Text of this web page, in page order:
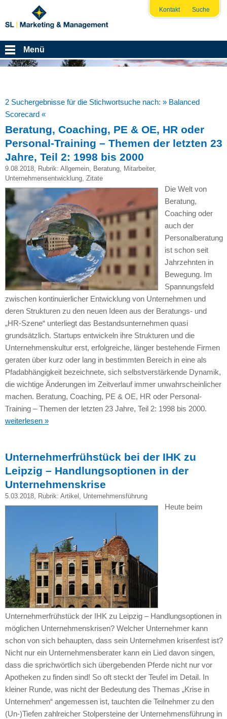
Kontakt Suche
Menü
2 Suchergebnisse für die Stichwortsuche nach: » Balanced
Scorecard «
Beratung, Coaching, PE & OE, HR oder
Personal-Training – Themen der letzten 23
Jahre, Teil 2: 1998 bis 2000
9.08.2018, Rubrik: Allgemein, Beratung, Mitarbeiter,
Unternehmensentwicklung, Zitate
Die Welt von
Beratung,
Coaching oder
auch der
Personalberatung
ist schon seit
Jahrzehnten in
Bewegung. Im
Spannungsfeld
zwischen kontinuierlicher Entwicklung von Unternehmen und
deren Strukturen zu den neuen Ideen aus der Beratungs- und
„HR-Szene“ unterliegt das Bestandsunternehmen quasi
grundsätzlich. Startups entwickeln ihre Strukturen und die
Unternehmenskultur erst, erfolgreiche, länger bestehende Firmen
geraten über kurz oder lang in bestimmten Bereich in eine als
Pfadabhängigkeit bezeichnete, sich selbstverstärkende Dynamik,
die wichtige Änderungen im Zeitverlauf immer unwahrscheinlicher
machen. Beratung, Coaching, PE & OE, HR oder Personal-
Training – Themen der letzten 23 Jahre, Teil 2: 1998 bis 2000.
weiterlesen »
Unternehmerfrühstück bei der IHK zu
Leipzig – Handlungsoptionen in der
Unternehmenskrise
5.03.2018, Rubrik: Artikel , Unternehmensführung
Heute beim
Unternehmerfrühstück der IHK zu Leipzig – Handlungsoptionen in
möglichen Unternehmenskrisen? Welcher Unternehmer kann
schon von sich behaupten, dass sein Unternehmen krisenfest ist?
Nicht nur ein Unternehmensberater kann ein Lied davon singen,
dass die sprichwörtlich sich übergebenden Pferde nicht nur vor
Apotheken zu finden sind! So oft steckt der Teufel im Detail. In
kleiner Runde, was nicht der Bedeutung des Themas „Krise in
Unternehmen“ angemessen ist, tauchten die Teilnehmer zu den
(Un-)Tiefen zahlreicher Stolpersteine der Unternehmensführung in